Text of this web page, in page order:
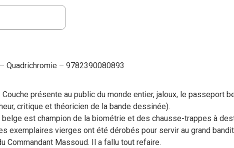
Quadrichromie – 9782390080893
Couche présente au public du monde entier, jaloux, le passeport
critique et théoricien de la bande dessinée).
belge est champion de la biométrie et des chausse-trappes à
exemplaires vierges ont été dérobés pour servir au grand
Commandant Massoud. Il a fallu tout refaire.